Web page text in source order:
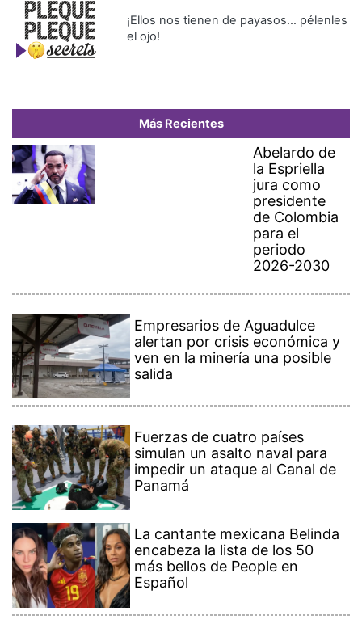
¡Ellos nos tienen de payasos… pélenles
el ojo!
Más Recientes
Abelardo de
la Espriella
jura como
presidente
de Colombia
para el
periodo
2026-2030
Empresarios de Aguadulce
alertan por crisis económica y
ven en la minería una posible
salida
Fuerzas de cuatro países
simulan un asalto naval para
impedir un ataque al Canal de
Panamá
La cantante mexicana Belinda
encabeza la lista de los 50
más bellos de People en
Español